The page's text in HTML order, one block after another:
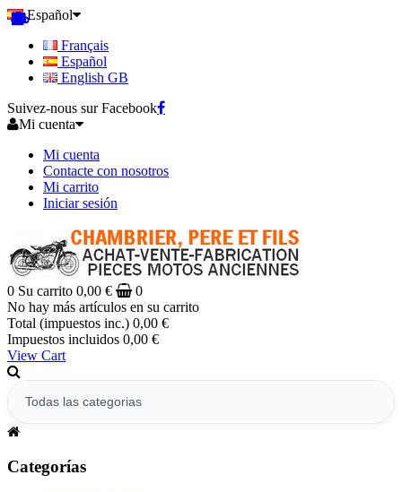
Español
Français
Español
English GB
Suivez-nous sur Facebook
Mi cuenta
Mi cuenta
Contacte con nosotros
Mi carrito
Iniciar sesión
0 Su carrito 0,00 €
0
No hay más artículos en su carrito
Total (impuestos inc.) 0,00 €
Impuestos incluidos 0,00 €
View Cart
Categorías